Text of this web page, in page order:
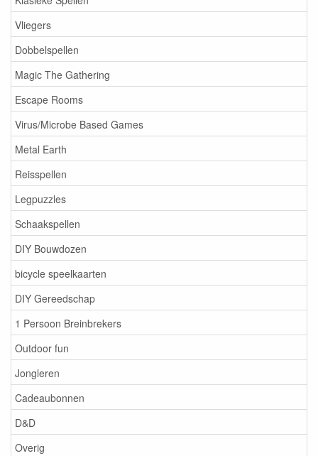
Vliegers
Dobbelspellen
Magic The Gathering
Escape Rooms
Virus/Microbe Based Games
Metal Earth
Reisspellen
Legpuzzles
Schaakspellen
DIY Bouwdozen
bicycle speelkaarten
DIY Gereedschap
1 Persoon Breinbrekers
Outdoor fun
Jongleren
Cadeaubonnen
D&D
Overig